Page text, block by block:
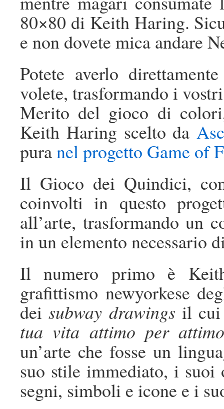
80×80 di Keith Haring.
e non dovete mica andare
Potete averlo
volete, trasformando i
Merito del gioco di
Keith Haring scelto da
puranel progetto Game of
Il Gioco dei Quindici,
coinvolti in questo
all’arte, trasformando un
in un elemento necessario
Il numero primo è
grafittismo newyorkese
deisubway drawings il cui
tua vita attimo per
un’arte che fosse un
suo stile immediato, i
segni, simboli e icone e i